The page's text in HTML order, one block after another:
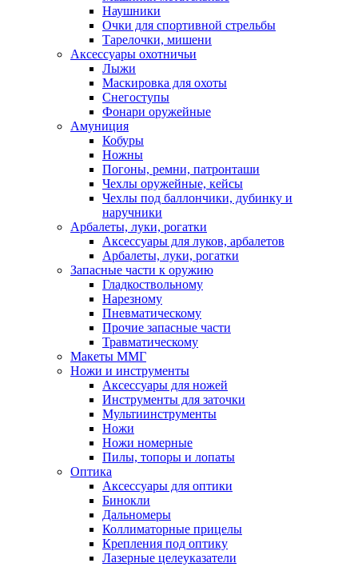
Наушники
Очки для спортивной стрельбы
Тарелочки, мишени
Аксессуары охотничьи
Лыжи
Маскировка для охоты
Снегоступы
Фонари оружейные
Амуниция
Кобуры
Ножны
Погоны, ремни, патронташи
Чехлы оружейные, кейсы
Чехлы под баллончики, дубинку и
наручники
Арбалеты, луки, рогатки
Аксессуары для луков, арбалетов
Арбалеты, луки, рогатки
Запасные части к оружию
Гладкоствольному
Нарезному
Пневматическому
Прочие запасные части
Травматическому
Макеты ММГ
Ножи и инструменты
Аксессуары для ножей
Инструменты для заточки
Мультиинструменты
Ножи
Ножи номерные
Пилы, топоры и лопаты
Оптика
Аксессуары для оптики
Бинокли
Дальномеры
Коллиматорные прицелы
Крепления под оптику
Лазерные целеуказатели